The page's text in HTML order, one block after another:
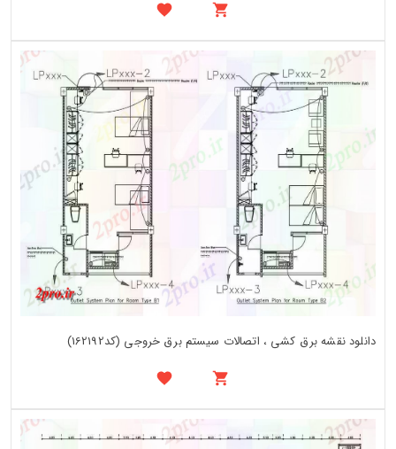
دانلود نقشه برق کشی ، اتصالات سیستم برق خروجی (کد162192)